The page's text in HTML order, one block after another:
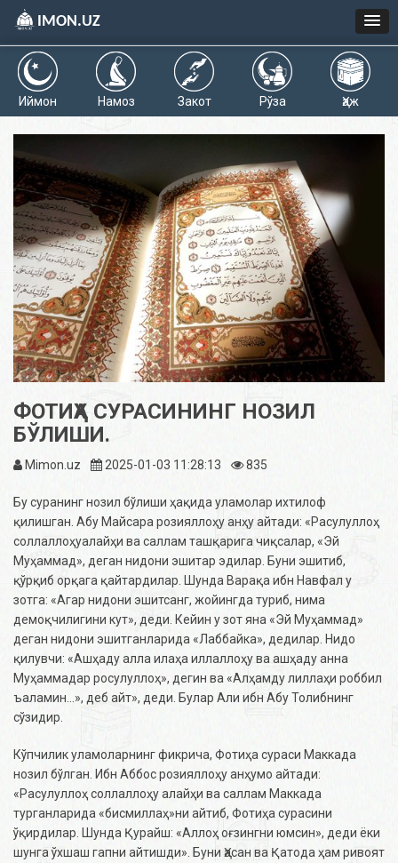
IMON.UZ
Иймон Намоз Закот Рўза Ҳаж
ФОТИҲА СУРАСИНИНГ НОЗИЛ
БЎЛИШИ.
Mimon.uz 2025-01-03 11:28:13 835
Бу суранинг нозил бўлиши ҳақида уламолар ихтилоф
қилишган. Абу Майсара розияллоҳу анҳу айтади: «Расулуллоҳ
соллаллоҳуалайҳи ва саллам ташқарига чиқсалар, «Эй
Муҳаммад», деган нидони эшитар эдилар. Буни эшитиб,
қўрқиб орқага қайтардилар. Шунда Варақа ибн Навфал у
зотга: «Агар нидони эшитсанг, жойингда туриб, нима
демоқчилигини кут», деди. Кейин у зот яна «Эй Муҳаммад»
деган нидони эшитганларида «Лаббайка», дедилар. Нидо
қилувчи: «Ашҳаду алла илаҳа иллаллоҳу ва ашҳаду анна
Муҳаммадар росулуллоҳ», дегин ва «Алҳамду лиллаҳи роббил
ъаламин...», деб айт», деди. Булар Али ибн Абу Толибнинг
сўзидир.
Кўпчилик уламоларнинг фикрича, Фотиҳа сураси Маккада
нозил бўлган. Ибн Аббос розияллоҳу анҳумо айтади:
«Расулуллоҳ соллаллоҳу алайҳи ва саллам Маккада
турганларида «бисмиллаҳ»ни айтиб, Фотиҳа сурасини
ўқирдилар. Шунда Қурайш: «Аллоҳ оғзингни юмсин», деди ёки
шунга ўхшаш гапни айтишди». Буни Ҳасан ва Қатода ҳам ривоят